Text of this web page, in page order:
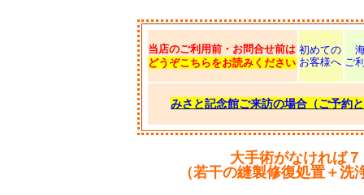
当店のご利用前・お問合せ前は
どうぞこちらをお読みください
初めての
お客様へ ご
みさと記念館ご来訪の場合（ご予約
大手術がなければ
（若干の縫製修復処置＋